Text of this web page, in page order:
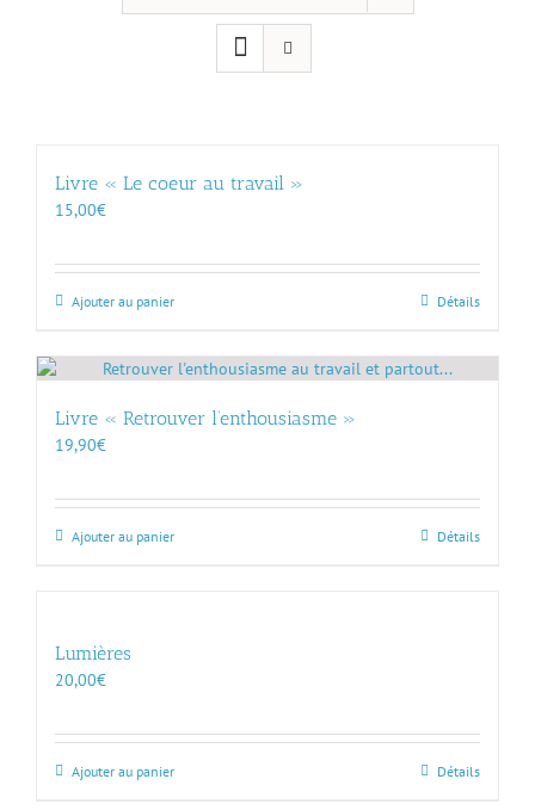
Livre « Le coeur au travail »
15,00€
Ajouter au panier Détails
Livre « Retrouver l’enthousiasme »
19,90€
Ajouter au panier Détails
Lumières
20,00€
Ajouter au panier Détails